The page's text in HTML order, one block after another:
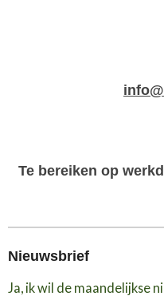
Te bereiken op
Nieuwsbrief
Ja, ik wil de maandelijkse